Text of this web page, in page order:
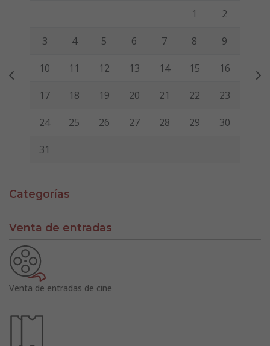
Viernes Sábado
1 2
3 4 5 6 7 8 9
10 11 12 13 14 15 16
17 18 19 20 21 22 23
24 25 26 27 28 29 30
31
Categorías
Venta de entradas
Venta de entradas de cine